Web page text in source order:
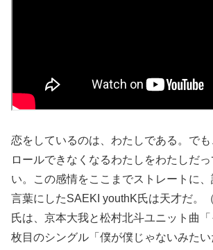
恋をしているのは、わたしである。でも
ロールできなくなるわたしをわたしだ
い。この感情をここまでストレートに
言葉にしたSAEKI youthK氏は天才だ。
氏は、京本大我と松村北斗ユニット曲
枚目のシングル「僕が僕じゃないみた